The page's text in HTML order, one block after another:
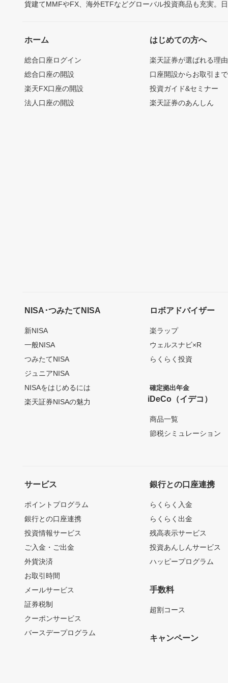
貨建てMMFやFX、海外ETFなどグローバル投資商品も充実。
ホーム
総合口座ログイン
総合口座の開設
楽天FX口座の開設
法人口座の開設
はじめての方へ
楽天証券が選ばれる理由
口座開設からお取引ま
投資ガイド&セミナー
楽天証券のあんしん
NISA･つみたてNISA
新NISA
一般NISA
つみたてNISA
ジュニアNISA
NISAをはじめるには
楽天証券NISAの魅力
ロボアドバイザー
楽ラップ
ウェルスナビ×R
らくらく投資
確定拠出年金
iDeCo（イデコ）
商品一覧
節税シミュレーション
サービス
ポイントプログラム
銀行との口座連携
投資情報サービス
ご入金・ご出金
外貨決済
お取引時間
メールサービス
証券税制
クーポンサービス
バースデープログラム
銀行との口座連携
らくらく入金
らくらく出金
残高表示サービス
投資あんしんサービス
ハッピープログラム
手数料
超割コース
キャンペーン